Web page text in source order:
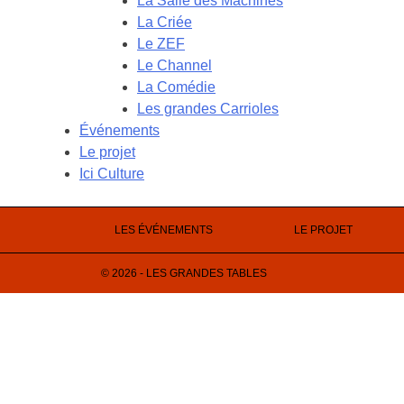
La Criée
Le ZEF
Le Channel
La Comédie
Les grandes Carrioles
Événements
Le projet
Ici Culture
LES ÉVÉNEMENTS LE PROJET
© 2026 - LES GRANDES TABLES